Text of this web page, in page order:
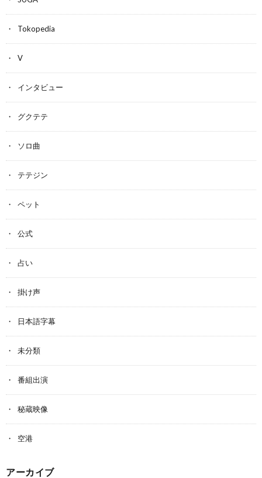
Tokopedia
V
インタビュー
グクテテ
ソロ曲
テテジン
ペット
公式
占い
掛け声
日本語字幕
未分類
番組出演
秘蔵映像
空港
アーカイブ